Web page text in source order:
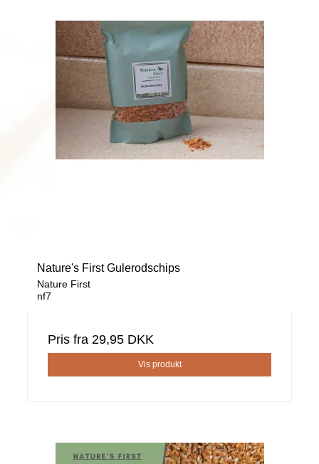
Nature's First Gulerodschips
Nature First
nf7
Pris fra 29,95 DKK
Vis produkt